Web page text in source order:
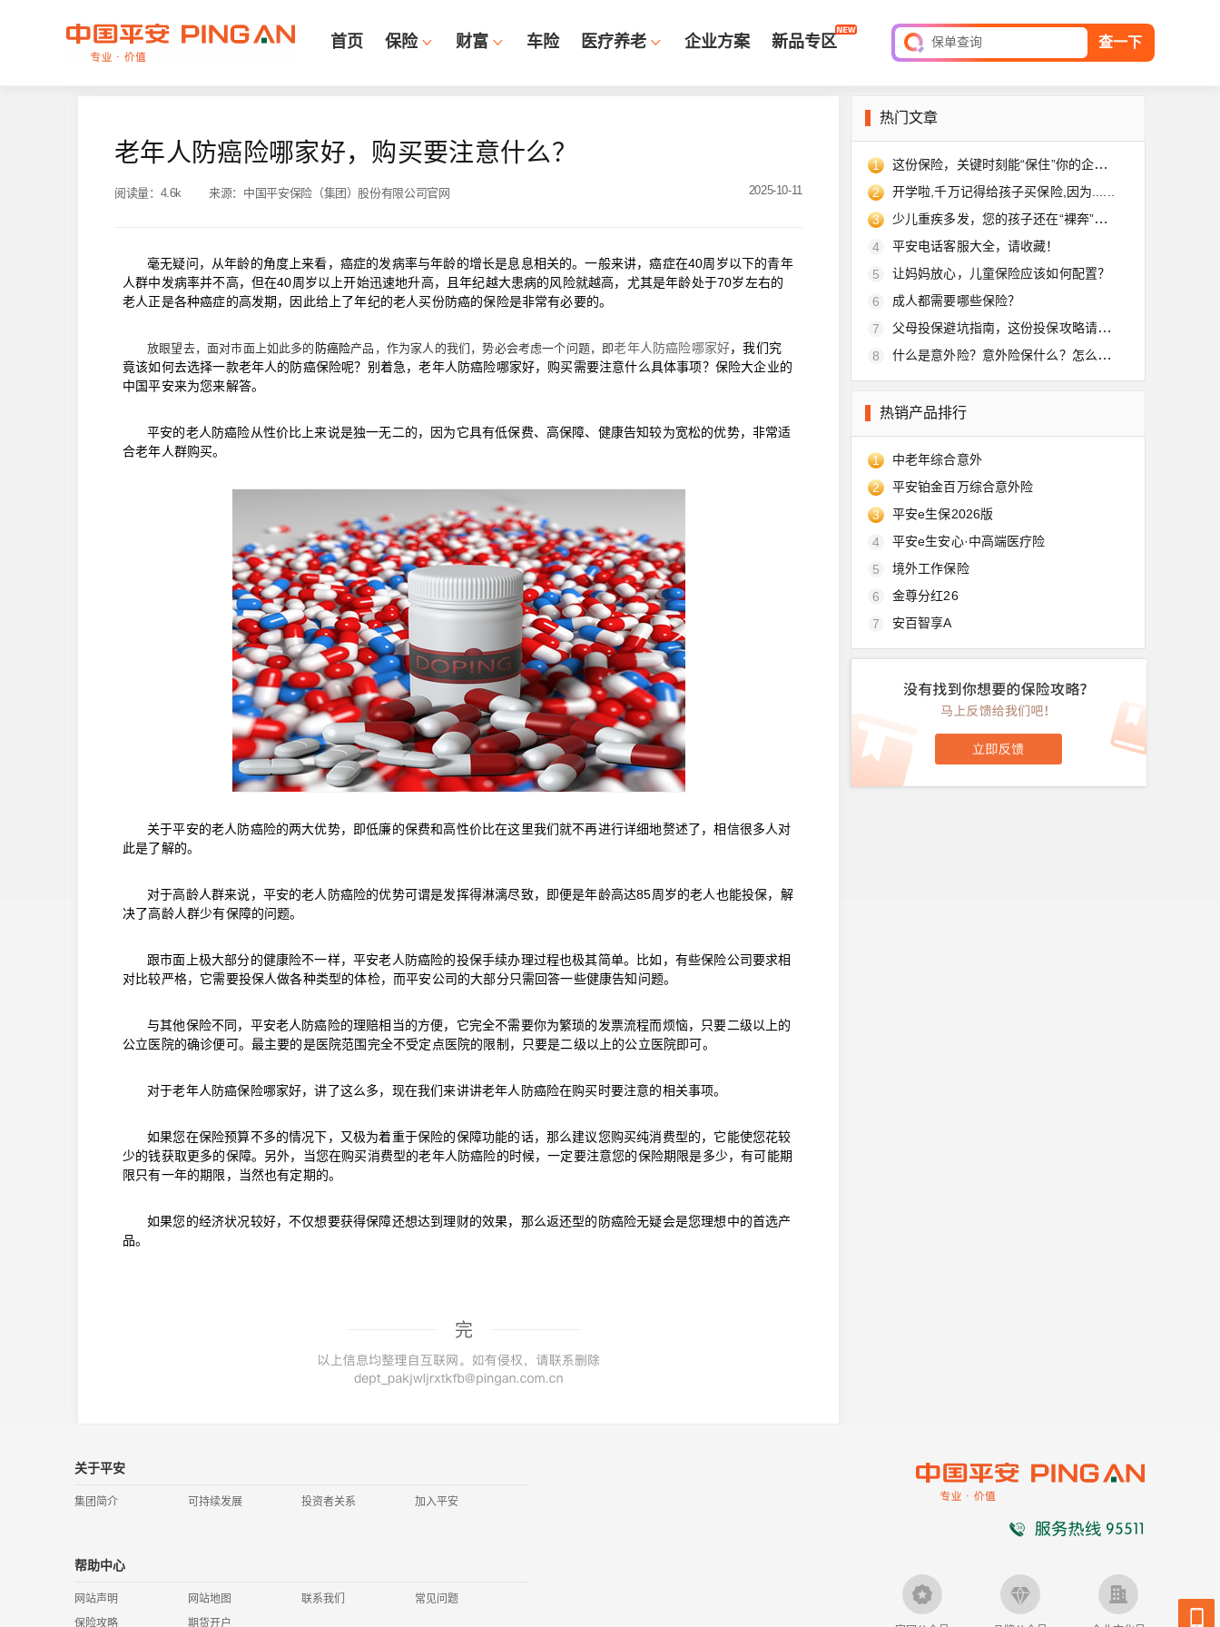
首页 保险 财富 车险 医疗养老 企业方案 新品专区
保单查询
保单查询
查一下
老年人防癌险哪家好，购买要注意什么？
阅读量： 4.6k 来源： 中国平安保险（集团）股份有限公司官网 2025-10-11
毫无疑问，从年龄的角度上来看，癌症的发病率与年龄的增长是息息相关的。一般来讲，癌症在40周岁以下的青年
人群中发病率并不高，但在40周岁以上开始迅速地升高，且年纪越大患病的风险就越高，尤其是年龄处于70岁左右的
老人正是各种癌症的高发期，因此给上了年纪的老人买份防癌的保险是非常有必要的。
放眼望去，面对市面上如此多的 防癌险产品，作为家人的我们，势必会考虑一个问题，即老年人防癌险哪家好，我们究
竟该如何去选择一款老年人的防癌保险呢？别着急，老年人防癌险哪家好，购买需要注意什么具体事项？保险大企业的
中国平安来为您来解答。
平安的老人防癌险从性价比上来说是独一无二的，因为它具有低保费、高保障、健康告知较为宽松的优势，非常适
合老年人群购买。
关于平安的老人防癌险的两大优势，即低廉的保费和高性价比在这里我们就不再进行详细地赘述了，相信很多人对
此是了解的。
对于高龄人群来说，平安的老人防癌险的优势可谓是发挥得淋漓尽致，即便是年龄高达85周岁的老人也能投保，解
决了高龄人群少有保障的问题。
跟市面上极大部分的健康险不一样，平安老人防癌险的投保手续办理过程也极其简单。比如，有些保险公司要求相
对比较严格，它需要投保人做各种类型的体检，而平安公司的大部分只需回答一些健康告知问题。
与其他保险不同，平安老人防癌险的理赔相当的方便，它完全不需要你为繁琐的发票流程而烦恼，只要二级以上的
公立医院的确诊便可。最主要的是医院范围完全不受定点医院的限制，只要是二级以上的公立医院即可。
对于老年人防癌保险哪家好，讲了这么多，现在我们来讲讲老年人防癌险在购买时要注意的相关事项。
如果您在保险预算不多的情况下，又极为着重于保险的保障功能的话，那么建议您购买纯消费型的，它能使您花较
少的钱获取更多的保障。另外，当您在购买消费型的老年人防癌险的时候，一定要注意您的保险期限是多少，有可能期
限只有一年的期限，当然也有定期的。
如果您的经济状况较好，不仅想要获得保障还想达到理财的效果，那么返还型的防癌险无疑会是您理想中的首选产
品。
完
热门文章
1
这份保险，关键时刻能“保住”你的企业！
2
开学啦,千万记得给孩子买保险,因为......
3
少儿重疾多发，您的孩子还在“裸奔”吗？
4
平安电话客服大全，请收藏！
5
让妈妈放心，儿童保险应该如何配置？
6
成人都需要哪些保险？
7
父母投保避坑指南，这份投保攻略请收好
8
什么是意外险？意外险保什么？怎么买？
热销产品排行
1
中老年综合意外
2
平安铂金百万综合意外险
3
平安e生保2026版
4
平安e生安心·中高端医疗险
5
境外工作保险
6
金尊分红26
7
安百智享A
关于平安
集团简介 可持续发展 投资者关系 加入平安
帮助中心
网站声明 网站地图 联系我们
常见问题
保险攻略
期货开户